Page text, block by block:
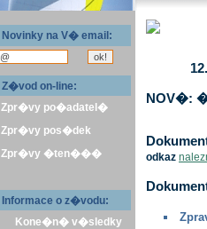
Novinky na V� email:
Z�vod on-line:
Zpr�vy po�adatel�
Zpr�vy pos�dek
Zpr�vy �ten���
Informace o z�vodu:
Kone�n� v�sledky
NOV�:
odkaz